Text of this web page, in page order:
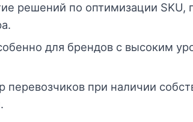
решений по оптимизации SKU,
для брендов с высоким
при наличии